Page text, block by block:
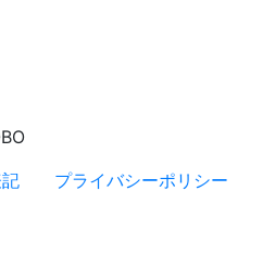
プライバシーポリシー